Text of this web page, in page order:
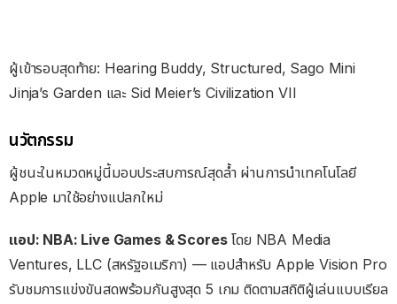
ผู้เข้ารอบสุดท้าย: Hearing Buddy, Structured, Sago Mini
Jinja’s Garden และ Sid Meier’s Civilization VII
นวัตกรรม
ผู้ชนะในหมวดหมู่นี้มอบประสบการณ์สุดล้ำ ผ่านการนำเทคโนโลยี
Apple มาใช้อย่างแปลกใหม่
แอป: NBA: Live Games & Scoresโดย NBA Media
Ventures, LLC (สหรัฐอเมริกา) — แอปสำหรับ Apple Vision Pro
รับชมการแข่งขันสดพร้อมกันสูงสุด 5 เกม ติดตามสถิติผู้เล่นแบบเรียล